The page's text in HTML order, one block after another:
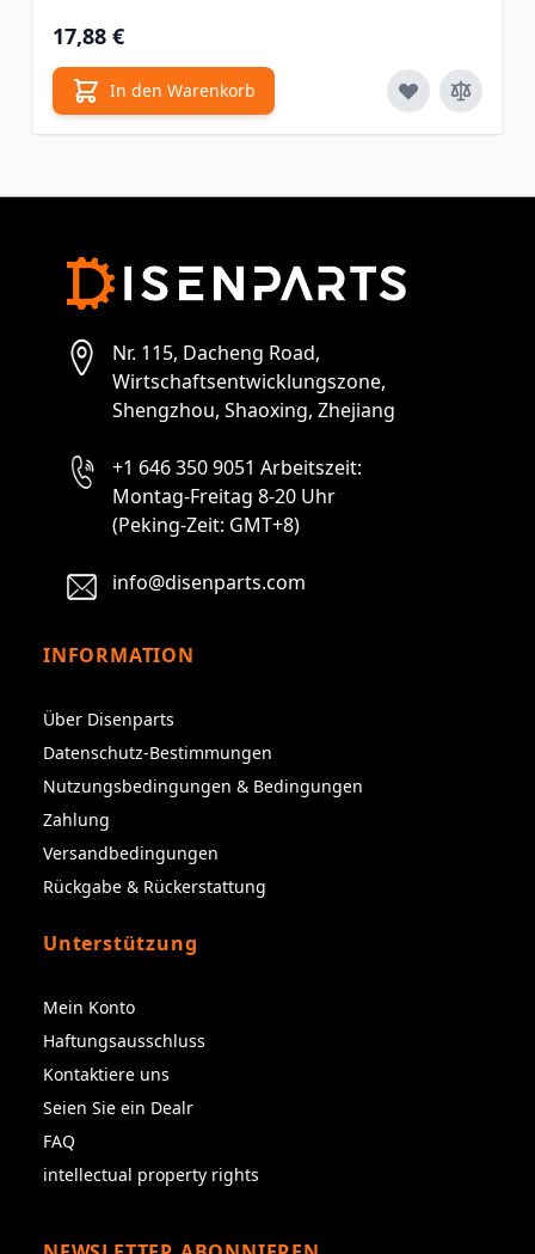
17,88 €
In den Warenkorb
Nr. 115, Dacheng Road,
Wirtschaftsentwicklungszone,
Shengzhou, Shaoxing, Zhejiang
+1 646 350 9051 Arbeitszeit:
Montag-Freitag 8-20 Uhr
(Peking-Zeit: GMT+8)
info@disenparts.com
INFORMATION
Über Disenparts
Datenschutz-Bestimmungen
Nutzungsbedingungen & Bedingungen
Zahlung
Versandbedingungen
Rückgabe & Rückerstattung
Unterstützung
Mein Konto
Haftungsausschluss
Kontaktiere uns
Seien Sie ein Dealr
FAQ
intellectual property rights